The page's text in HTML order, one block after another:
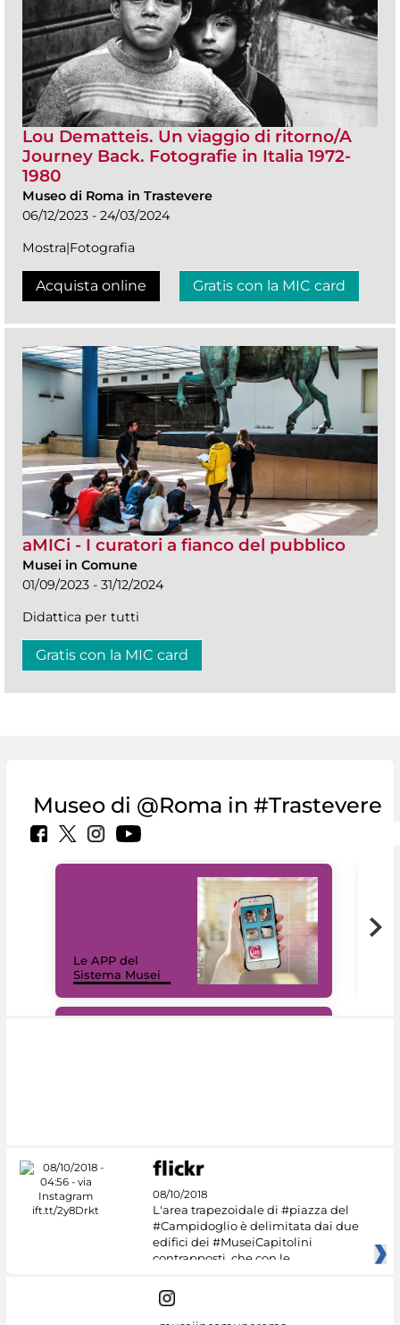
Lou Dematteis. Un viaggio di ritorno/A
Journey Back. Fotografie in Italia 1972-
1980
Museo di Roma in Trastevere
06/12/2023 - 24/03/2024
Mostra|Fotografia
Acquista online Gratis con la MIC card
aMICi - I curatori a fianco del pubblico
Musei in Comune
01/09/2023 - 31/12/2024
Didattica per tutti
Gratis con la MIC card
Museo di @Roma in #Trastevere
Le APP del
Sistema Musei
08/10/2018
L'area trapezoidale di #piazza del
#Campidoglio è delimitata dai due
edifici dei #MuseiCapitolini
contrapposti, che con le